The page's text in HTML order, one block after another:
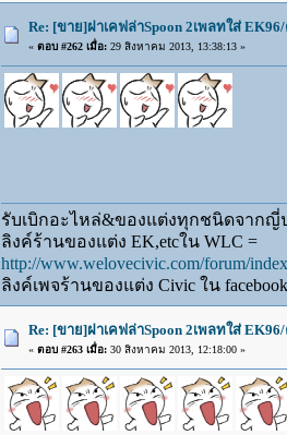
Re: [ขาย]ฝาเคฟล่าSpoon 2เพลทใส่
« ตอบ #262 เมื่อ:29 สิงหาคม 2013, 13:38:13 »
รับเบิกอะไหล่&ของแต่งทุกชนิดจากญี่
ลิงค์ร้านของแต่ง EK,etcใน WLC =
http://www.welovecivic.com/forum/
ลิงค์เพจร้านของแต่ง Civic ใน
Re: [ขาย]ฝาเคฟล่าSpoon 2เพลทใส่
« ตอบ #263 เมื่อ:30 สิงหาคม 2013, 12:18:00 »